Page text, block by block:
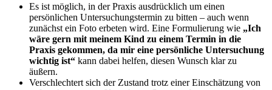
Es ist möglich, in der Praxis ausdrücklich um einen
persönlichen Untersuchungstermin zu bitten – auch wenn
zunächst ein Foto erbeten wird. Eine Formulierung wie „Ich
wäre gern mit meinem Kind zu einem Termin in die
Praxis gekommen, da mir eine persönliche Untersuchung
wichtig ist“ kann dabei helfen, diesen Wunsch klar zu
äußern.
Verschlechtert sich der Zustand trotz einer Einschätzung von